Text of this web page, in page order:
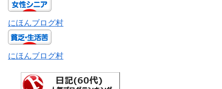
にほんブログ村
にほんブログ村